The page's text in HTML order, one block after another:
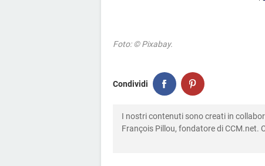
Foto: © Pixabay.
Condividi
I nostri contenuti sono creati in
François Pillou, fondatore di CCM.net.